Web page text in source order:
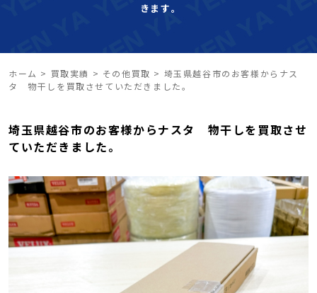
きます｡
ホーム > 買取実績 > その他買取 > 埼玉県越谷市のお客様からナス
タ 物干しを買取させていただきました。
埼玉県越谷市のお客様からナスタ 物干しを買取させ
ていただきました。